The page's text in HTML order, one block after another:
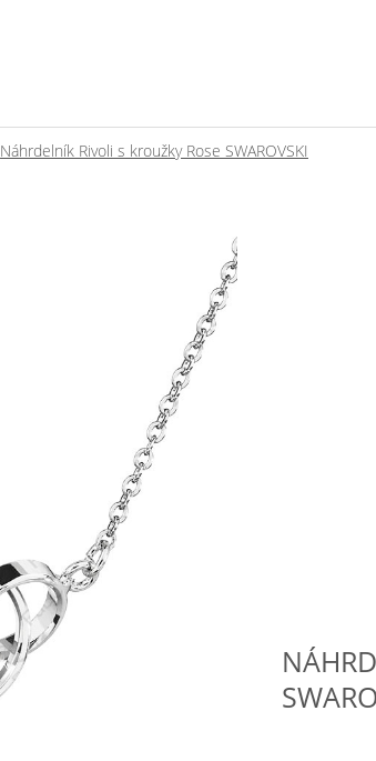
Náhrdelník Rivoli s kroužky Rose SWAROVSKI